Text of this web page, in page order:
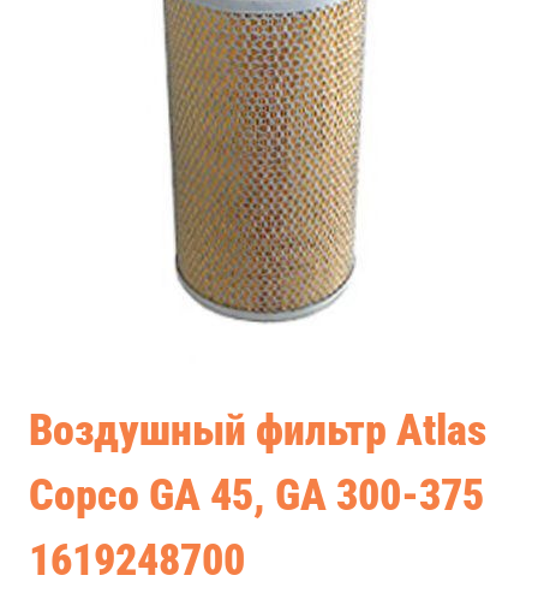
Воздушный фильтр Atlas
Copco GA 45, GA 300-375
1619248700